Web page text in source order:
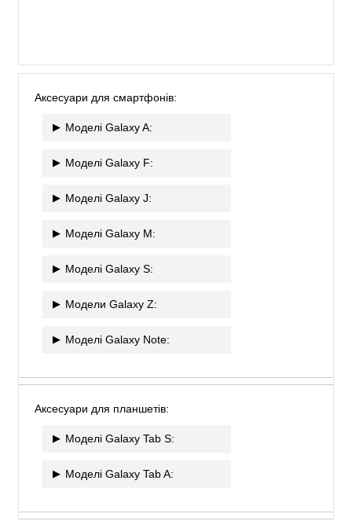
Аксесуари для смартфонів:
Моделі Galaxy A:
Моделі Galaxy F:
Моделі Galaxy J:
Моделі Galaxy M:
Моделі Galaxy S:
Модели Galaxy Z:
Моделі Galaxy Note:
Аксесуари для планшетів:
Моделі Galaxy Tab S:
Моделі Galaxy Tab A: